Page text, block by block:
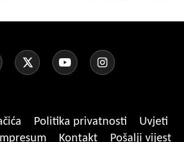
Politika privatnosti
Uvjeti
Impresum Kontakt
Pošalji vijest